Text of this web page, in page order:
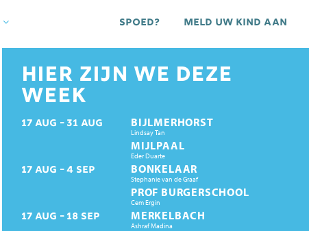
Meld uw kind aan
Spoed?
HIER ZIJN WE DEZE
WEEK
17 AUG 31 AUG BIJLMERHORST
Lindsay Tan
MIJLPAAL
Eder Duarte
17 AUG 4 SEP BONKELAAR
Stephanie van de Graaf
PROF BURGERSCHOOL
Cem Ergin
17 AUG 18 SEP MERKELBACH
Ashraf Madina